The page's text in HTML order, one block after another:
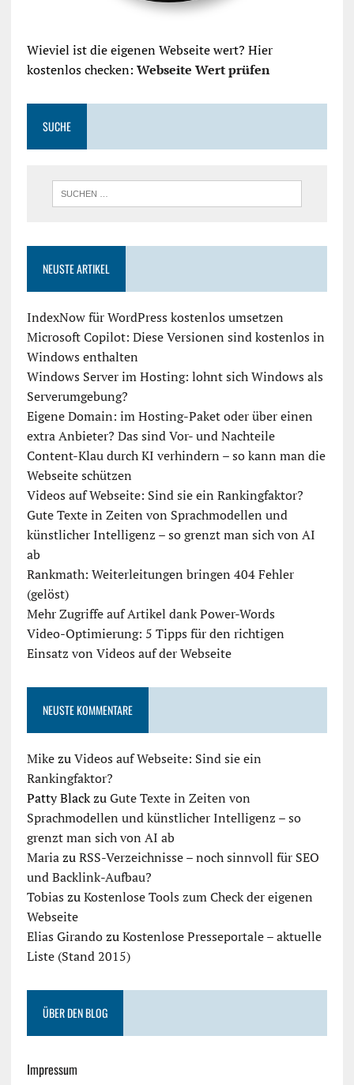
Wieviel ist die eigenen Webseite wert? Hier
kostenlos checken: Webseite Wert prüfen
SUCHE
NEUSTE ARTIKEL
IndexNow für WordPress kostenlos umsetzen
Microsoft Copilot: Diese Versionen sind kostenlos in
Windows enthalten
Windows Server im Hosting: lohnt sich Windows als
Serverumgebung?
Eigene Domain: im Hosting-Paket oder über einen
extra Anbieter? Das sind Vor- und Nachteile
Content-Klau durch KI verhindern – so kann man die
Webseite schützen
Videos auf Webseite: Sind sie ein Rankingfaktor?
Gute Texte in Zeiten von Sprachmodellen und
künstlicher Intelligenz – so grenzt man sich von AI
ab
Rankmath: Weiterleitungen bringen 404 Fehler
(gelöst)
Mehr Zugriffe auf Artikel dank Power-Words
Video-Optimierung: 5 Tipps für den richtigen
Einsatz von Videos auf der Webseite
NEUSTE KOMMENTARE
MikezuVideos auf Webseite: Sind sie ein
Rankingfaktor?
Patty BlackzuGute Texte in Zeiten von
Sprachmodellen und künstlicher Intelligenz – so
grenzt man sich von AI ab
MariazuRSS-Verzeichnisse – noch sinnvoll für SEO
und Backlink-Aufbau?
Tobias zuKostenlose Tools zum Check der eigenen
Webseite
Elias GirandozuKostenlose Presseportale – aktuelle
Liste (Stand 2015)
ÜBER DEN BLOG
Impressum